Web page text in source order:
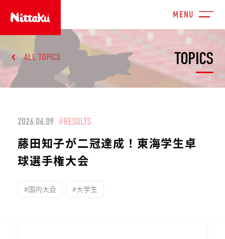
TOPICS
ALL TOPICS
2026.06.09 #RESULTS
藤田知子が二冠達成！東海学生卓
球選手権大会
#国内大会 #大学生